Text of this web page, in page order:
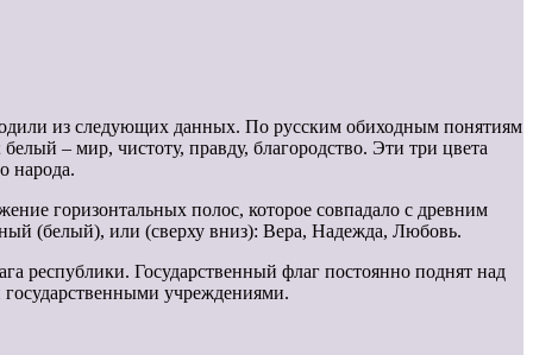
из следующих данных. По русским обиходным понятиям
– мир, чистоту, правду, благородство. Эти три цвета
народа.
горизонтальных полос, которое совпадало с древним
(белый), или (сверху вниз): Вера, Надежда, Любовь.
республики. Государственный флаг постоянно поднят над
учреждениями.